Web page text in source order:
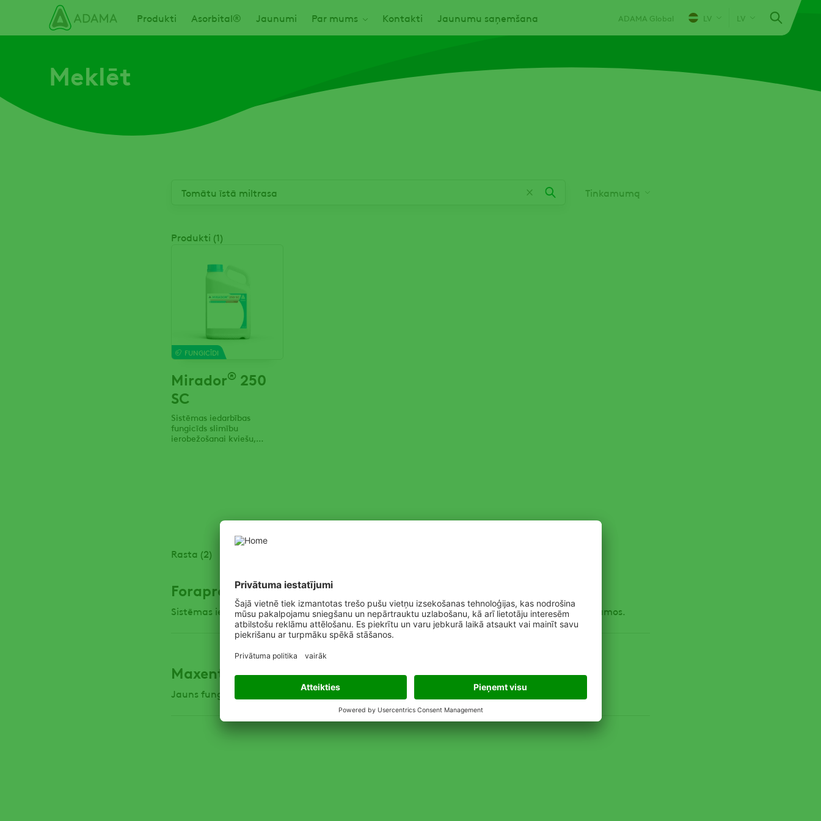
Main navigation
Produkti Asorbital® Jaunumi Par mums Kontakti Jaunumu saņemšana ADAMA Global LV LV
Meklēt
Tinkamumą
Produkti (1)
FUNGICĪDI
Mirador® 250
SC
Sistēmas iedarbības
fungicīds slimību
ierobežošanai kviešu,
Rasta (2)
Forapro®
Sistēmas iedarbības fungicīds slimību ierobežošanai kviešu, miežu, rudzu, tritikāles, auzu sējumos.
Maxentis®
Jauns fungicīds ADAMA produktu piedāvājumā.